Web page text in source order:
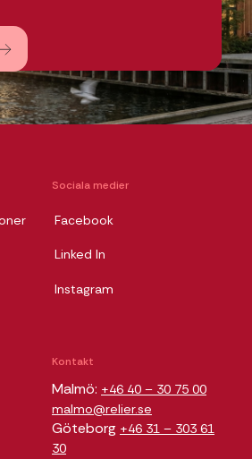
Sociala medier
Facebook
Linked In
Instagram
Kontakt
Malmö: +46 40 – 30 75 00
malmo@relier.se
Göteborg +46 31 – 303 61
30